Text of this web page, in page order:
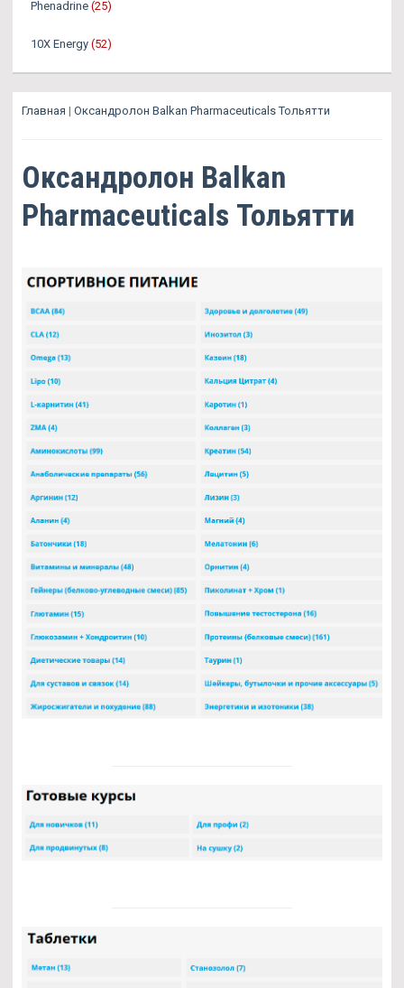
Phenadrine (25)
10X Energy (52)
Главная | Оксандролон Balkan Pharmaceuticals Тольятти
Оксандролон Balkan
Pharmaceuticals Тольятти